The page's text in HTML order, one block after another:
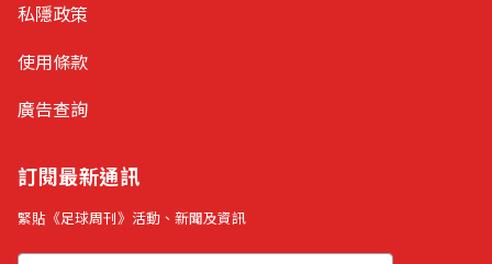
私隱政策
使用條款
廣告查詢
訂閱最新通訊
緊貼《足球周刊》活動、新聞及資訊